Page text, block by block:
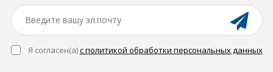
Я согласен(a)с политикой обработки персональных данных